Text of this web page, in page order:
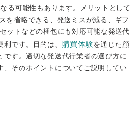
る可能性もあります。メリットとして
を省略できる、発送ミスが減る、ギフ
ットなどの梱包にも対応可能な発送代
です。目的は、 購買体験を通じた顧
です。適切な発送代行業者の選び方に
、そのポイントについてご説明してい